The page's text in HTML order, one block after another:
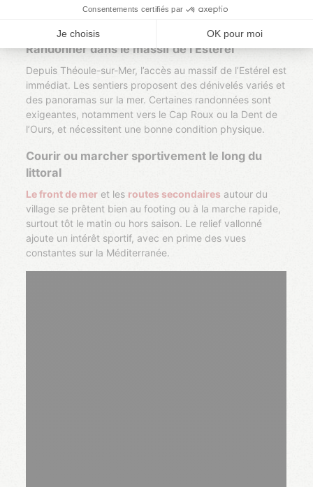
randonnée dans l’Estérel, le kayak ou le paddle en mer,
Randonner dans le massif de l’Estérel
Depuis Théoule-sur-Mer, l’accès au massif de l’Estérel est
immédiat. Les sentiers proposent des dénivelés variés et
des panoramas sur la mer. Certaines randonnées sont
exigeantes, notamment vers le Cap Roux ou la Dent de
l’Ours, et nécessitent une bonne condition physique.
Courir ou marcher sportivement le long du
littoral
Le front de mer et les routes secondaires autour du
village se prêtent bien au footing ou à la marche rapide,
surtout tôt le matin ou hors saison. Le relief vallonné
ajoute un intérêt sportif, avec en prime des vues
constantes sur la Méditerranée.